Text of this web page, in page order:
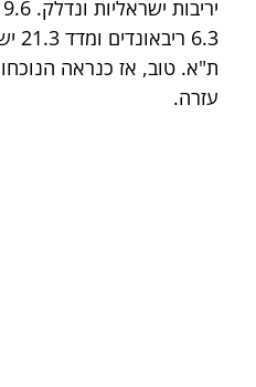
ת"א. טוב, אז כנראה
עזרה.